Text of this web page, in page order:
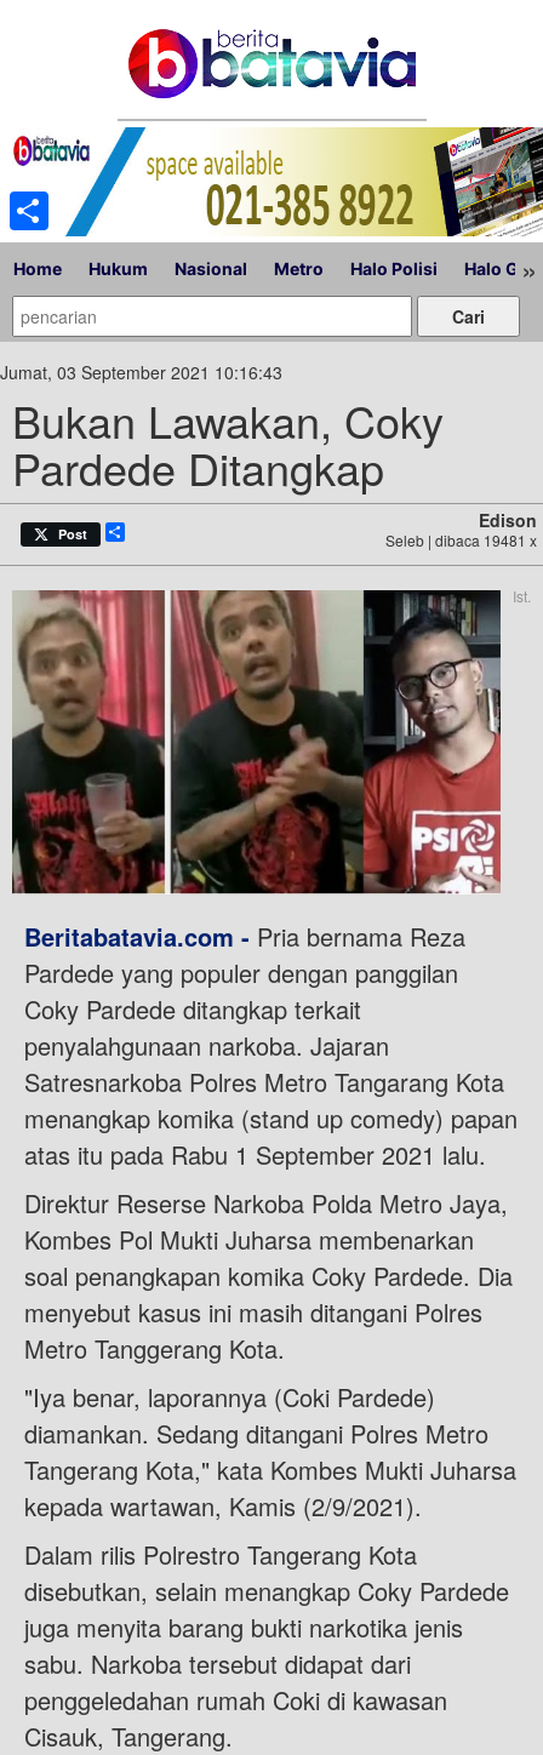
Home Hukum Nasional Metro Halo Polisi Halo »
Jumat, 03 September 2021 10:16:43
Bukan Lawakan, Coky
Pardede Ditangkap
Post
Edison
Seleb | dibaca 19481 x
Ist.
Beritabatavia.com - Pria bernama Reza
Pardede yang populer dengan panggilan
Coky Pardede ditangkap terkait
penyalahgunaan narkoba. Jajaran
Satresnarkoba Polres Metro Tangarang Kota
menangkap komika (stand up comedy) papan
atas itu pada Rabu 1 September 2021 lalu.
Direktur Reserse Narkoba Polda Metro Jaya,
Kombes Pol Mukti Juharsa membenarkan
soal penangkapan komika Coky Pardede. Dia
menyebut kasus ini masih ditangani Polres
Metro Tanggerang Kota.
"Iya benar, laporannya (Coki Pardede)
diamankan. Sedang ditangani Polres Metro
Tangerang Kota," kata Kombes Mukti Juharsa
kepada wartawan, Kamis (2/9/2021).
Dalam rilis Polrestro Tangerang Kota
disebutkan, selain menangkap Coky Pardede
juga menyita barang bukti narkotika jenis
sabu. Narkoba tersebut didapat dari
penggeledahan rumah Coki di kawasan
Cisauk, Tangerang.
Share